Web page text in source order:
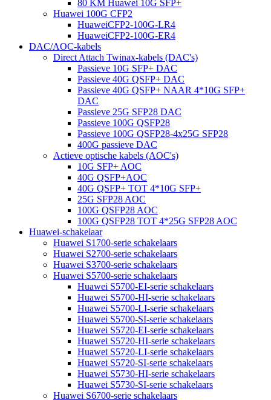
80 KM Huawei 10G SFP+
Huawei 100G CFP2
HuaweiCFP2-100G-LR4
HuaweiCFP2-100G-ER4
DAC/AOC-kabels
Direct Attach Twinax-kabels (DAC's)
Passieve 10G SFP+ DAC
Passieve 40G QSFP+ DAC
Passieve 40G QSFP+ NAAR 4*10G SFP+
DAC
Passieve 25G SFP28 DAC
Passieve 100G QSFP28
Passieve 100G QSFP28-4x25G SFP28
400G passieve DAC
Actieve optische kabels (AOC's)
10G SFP+ AOC
40G QSFP+AOC
40G QSFP+ TOT 4*10G SFP+
25G SFP28 AOC
100G QSFP28 AOC
100G QSFP28 TOT 4*25G SFP28 AOC
Huawei-schakelaar
Huawei S1700-serie schakelaars
Huawei S2700-serie schakelaars
Huawei S3700-serie schakelaars
Huawei S5700-serie schakelaars
Huawei S5700-EI-serie schakelaars
Huawei S5700-HI-serie schakelaars
Huawei S5700-LI-serie schakelaars
Huawei S5700-SI-serie schakelaars
Huawei S5720-EI-serie schakelaars
Huawei S5720-HI-serie schakelaars
Huawei S5720-LI-serie schakelaars
Huawei S5720-SI-serie schakelaars
Huawei S5730-HI-serie schakelaars
Huawei S5730-SI-serie schakelaars
Huawei S6700-serie schakelaars